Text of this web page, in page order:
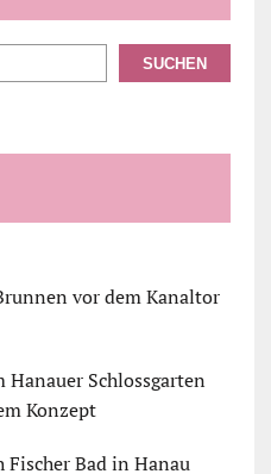
SUCHEN
vor dem Kanaltor
Schlossgarten
Konzept
Bad in Hanau